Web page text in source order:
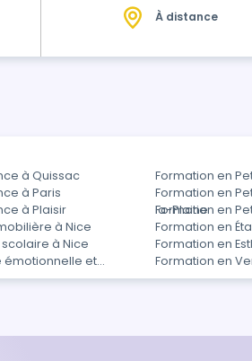
parentalité et les
À distance
à Quissac Formation en
à Paris
Formation en
la-Plaine
à Plaisir Formation en
à Nice Formation en
à Nice Formation en
émotionnelle et
Formation en